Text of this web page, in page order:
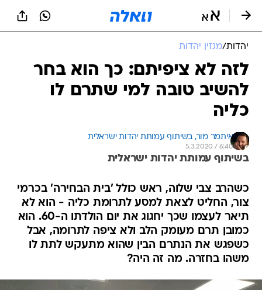
יהדות/מגזין יהדות
לזה לא ציפיתם: כך הוא בחר
להשיב טובה למי שתרם לו
כליה
איתמר מור, בשיתוף עמותת יהדות ישראלית
5.3.2020 / 6:40
בשיתוף עמותת יהדות ישראלית
כשהרב צבי שלוה, ראש כולל 'בית הבחירה' בכרמי
צור, החליט לצאת למסע לתרומת כליה - הוא לא
תיאר לעצמו שכך יחגוג את יום הולדתו ה-60. הוא
כמובן תרם מעומק הלב ולא ציפה לתרומה, אבל
כשפגש את הנתרם הבין שהוא מתעקש לתת לו
משהו בחזרה. מה זה היה?